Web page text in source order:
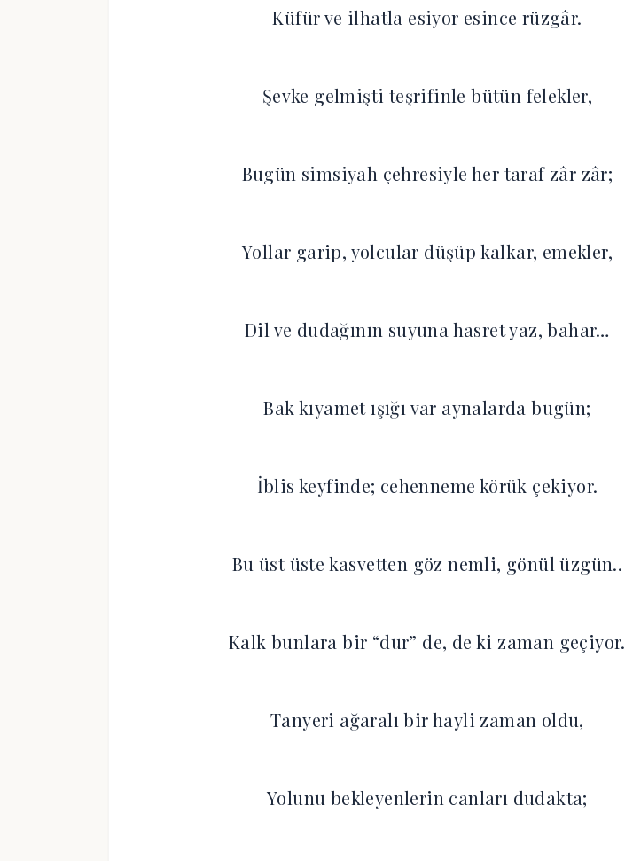
Küfür ve ilhatla esiyor esince rüzgâr.
Şevke gelmişti teşrifinle bütün felekler,
Bugün simsiyah çehresiyle her taraf zâr zâr;
Yollar garip, yolcular düşüp kalkar, emekler,
Dil ve dudağının suyuna hasret yaz, bahar…
Bak kıyamet ışığı var aynalarda bugün;
İblis keyfinde; cehenneme körük çekiyor.
Bu üst üste kasvetten göz nemli, gönül üzgün..
Kalk bunlara bir “dur” de, de ki zaman geçiyor.
Tanyeri ağaralı bir hayli zaman oldu,
Yolunu bekleyenlerin canları dudakta;